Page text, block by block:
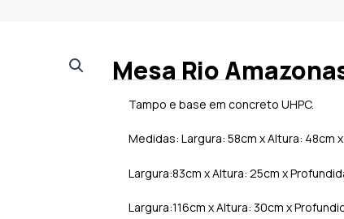
Mesa Rio
Tampo e base em concreto UHPC.
Medidas: Largura: 58cm x Altura: 48cm
Largura:83cm x Altura: 25cm x
Largura:116cm x Altura: 30cm x